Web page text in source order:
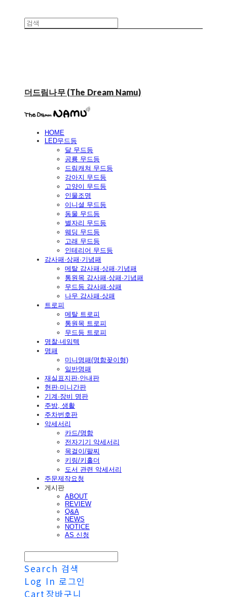
더드림나무 (The Dream Namu)
HOME
LED무드등
달 무드등
공룡 무드등
드림캐쳐 무드등
강아지 무드등
고양이 무드등
인물조명
이니셜 무드등
동물 무드등
별자리 무드등
웨딩 무드등
고래 무드등
인테리어 무드등
감사패·상패·기념패
메탈 감사패·상패·기념패
통원목 감사패·상패·기념패
무드등 감사패·상패
나무 감사패·상패
트로피
메탈 트로피
통원목 트로피
무드등 트로피
명찰·네임텍
명패
미니명패(명함꽂이형)
일반명패
재실표지판·안내판
현판·미니간판
기계·장비 명판
주방, 생활
주차번호판
악세서리
카드/명함
전자기기 악세서리
목걸이/팔찌
키링/키홀더
도서 관련 악세서리
주문제작요청
게시판
ABOUT
REVIEW
Q&A
NEWS
NOTICE
AS 신청
Search 검색
Log In 로그인
Cart 장바구니